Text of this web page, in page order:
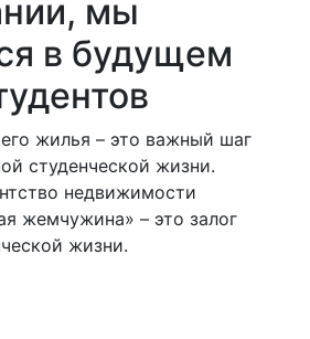
мы
в будущем
жилья – это важный шаг
студенческой жизни.
недвижимости
жемчужина» – это залог
жизни.